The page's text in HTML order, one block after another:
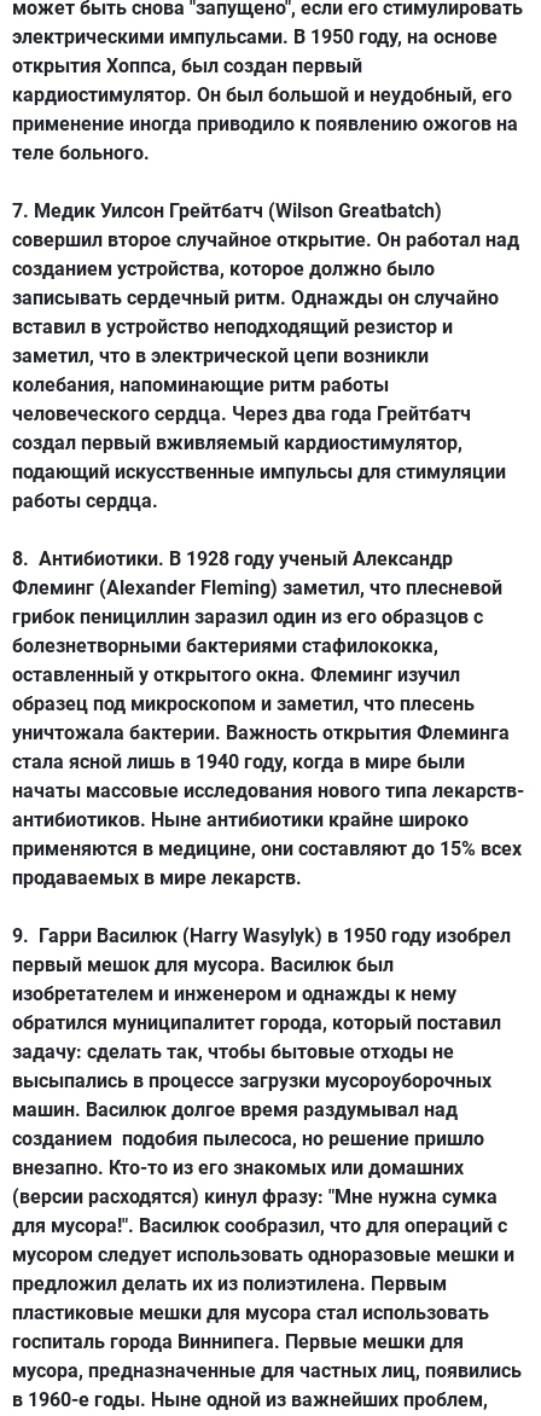
может быть снова "запущено", если его стимулировать
электрическими импульсами. В 1950 году, на основе
открытия Хоппса, был создан первый
кардиостимулятор. Он был большой и неудобный, его
применение иногда приводило к появлению ожогов на
теле больного.
7. Медик Уилсон Грейтбатч (Wilson Greatbatch)
совершил второе случайное открытие. Он работал над
созданием устройства, которое должно было
записывать сердечный ритм. Однажды он случайно
вставил в устройство неподходящий резистор и
заметил, что в электрической цепи возникли
колебания, напоминающие ритм работы
человеческого сердца. Через два года Грейтбатч
создал первый вживляемый кардиостимулятор,
подающий искусственные импульсы для стимуляции
работы сердца.
8. Антибиотики. В 1928 году ученый Александр
Флеминг (Alexander Fleming) заметил, что плесневой
грибок пенициллин заразил один из его образцов с
болезнетворными бактериями стафилококка,
оставленный у открытого окна. Флеминг изучил
образец под микроскопом и заметил, что плесень
уничтожала бактерии. Важность открытия Флеминга
стала ясной лишь в 1940 году, когда в мире были
начаты массовые исследования нового типа лекарств-
антибиотиков. Ныне антибиотики крайне широко
применяются в медицине, они составляют до 15% всех
продаваемых в мире лекарств.
9. Гарри Василюк (Harry Wasylyk) в 1950 году изобрел
первый мешок для мусора. Василюк был
изобретателем и инженером и однажды к нему
обратился муниципалитет города, который поставил
задачу: сделать так, чтобы бытовые отходы не
высыпались в процессе загрузки мусороуборочных
машин. Василюк долгое время раздумывал над
созданием подобия пылесоса, но решение пришло
внезапно. Кто-то из его знакомых или домашних
(версии расходятся) кинул фразу: "Мне нужна сумка
для мусора!". Василюк сообразил, что для операций с
мусором следует использовать одноразовые мешки и
предложил делать их из полиэтилена. Первым
пластиковые мешки для мусора стал использовать
госпиталь города Виннипега. Первые мешки для
мусора, предназначенные для частных лиц, появились
в 1960-е годы. Ныне одной из важнейших проблем,